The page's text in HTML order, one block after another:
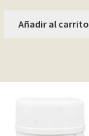
Añadir al carrito